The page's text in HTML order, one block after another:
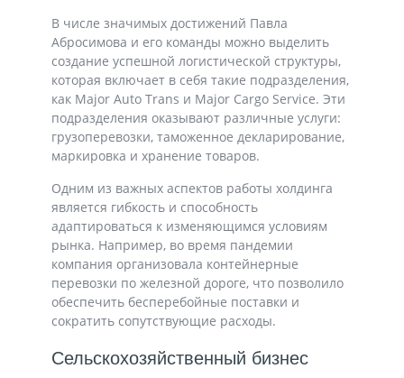
В числе значимых достижений Павла
Абросимова и его команды можно выделить
создание успешной логистической структуры,
которая включает в себя такие подразделения,
как Major Auto Trans и Major Cargo Service. Эти
подразделения оказывают различные услуги:
грузоперевозки, таможенное декларирование,
маркировка и хранение товаров.
Одним из важных аспектов работы холдинга
является гибкость и способность
адаптироваться к изменяющимся условиям
рынка. Например, во время пандемии
компания организовала контейнерные
перевозки по железной дороге, что позволило
обеспечить бесперебойные поставки и
сократить сопутствующие расходы.
Сельскохозяйственный бизнес